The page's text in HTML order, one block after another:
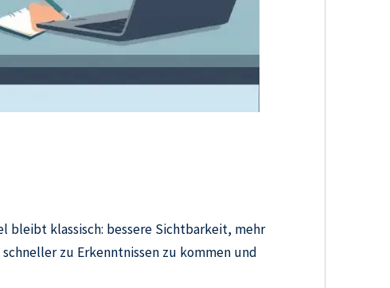
bleibt klassisch: bessere Sichtbarkeit, mehr
zu Erkenntnissen zu kommen und